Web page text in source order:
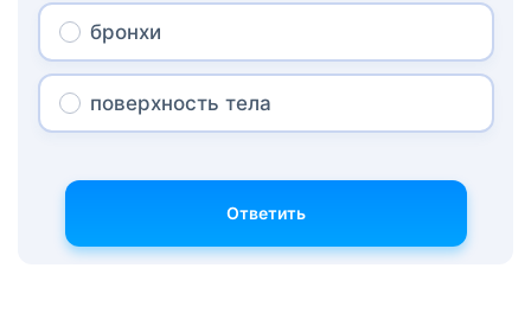
бронхи
поверхность тела
Ответить